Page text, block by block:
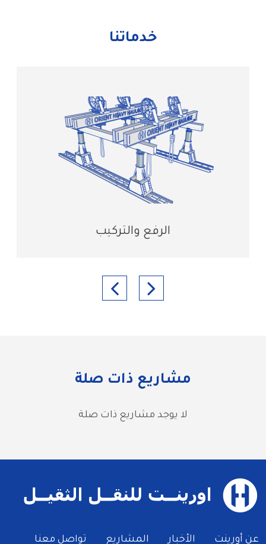
خدماتنا
الرفع والتركيب
مشاريع ذات صلة
لا يوجد مشاريع ذات صلة
Footer Main Menu
عن أورينت الأخبار المشاريع تواصل معنا